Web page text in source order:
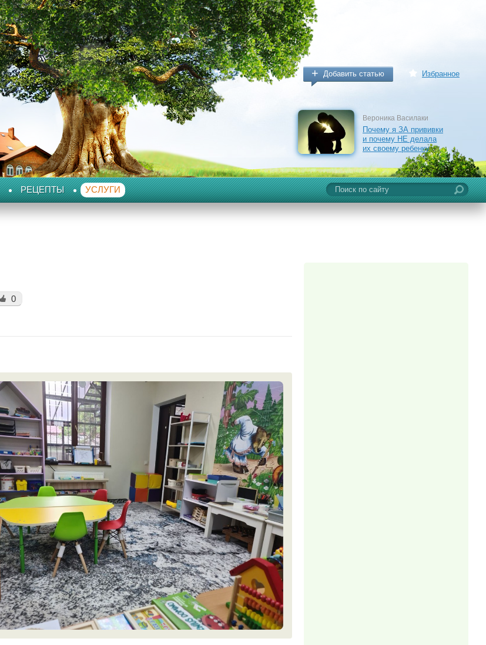
Добавить статью Избранное
Вероника Василаки
Почему я ЗА прививки
и почему НЕ делала
их своему ребенку
РЕЦЕПТЫ УСЛУГИ
0